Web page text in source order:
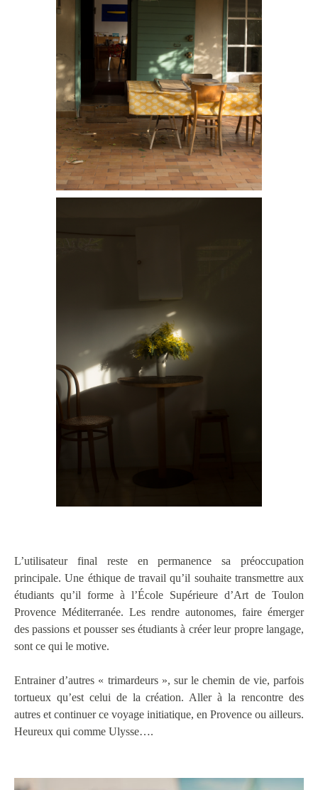
L’utilisateur final reste en permanence sa préoccupation
principale. Une éthique de travail qu’il souhaite transmettre aux
étudiants qu’il forme à l’École Supérieure d’Art de Toulon
Provence Méditerranée. Les rendre autonomes, faire émerger
des passions et pousser ses étudiants à créer leur propre langage,
sont ce qui le motive.
Entrainer d’autres « trimardeurs », sur le chemin de vie, parfois
tortueux qu’est celui de la création. Aller à la rencontre des
autres et continuer ce voyage initiatique, en Provence ou ailleurs.
Heureux qui comme Ulysse….